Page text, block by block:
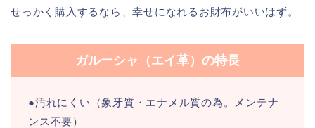
せっかく購入するなら、幸せになれるお財布がいいはず。
ガルーシャ（エイ革）の特長
●汚れにくい（象牙質・エナメル質の為。メンテナ
ンス不要）